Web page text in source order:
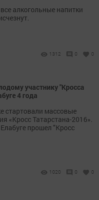
алкогольные напитки
1312 0 0
участнику "Кросса
4 года
стартовали массовые
«Кросс Татарстана-2016».
прошел "Кросс
1020 0 0